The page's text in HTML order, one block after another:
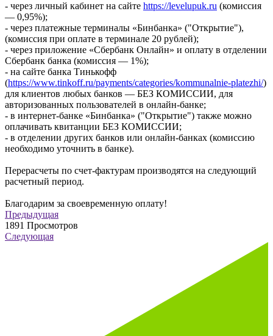
- через личный кабинет на сайте https://levelupuk.ru (комиссия
— 0,95%);
- через платежные терминалы «Бинбанка» ("Открытие"),
(комиссия при оплате в терминале 20 рублей);
- через приложение «Сбербанк Онлайн» и оплату в отделении
Сбербанк банка (комиссия — 1%);
- на сайте банка Тинькофф
(https://www.tinkoff.ru/payments/categories/kommunalnie-platezhi/)
для клиентов любых банков — БЕЗ КОМИССИИ, для
авторизованных пользователей в онлайн-банке;
- в интернет-банке «Бинбанка» ("Открытие") также можно
оплачивать квитанции БЕЗ КОМИССИИ;
- в отделении других банков или онлайн-банках (комиссию
необходимо уточнить в банке).
Перерасчеты по счет-фактурам производятся на следующий
расчетный период.
Благодарим за своевременную оплату!
Предыдущая
1891 Просмотров
Следующая